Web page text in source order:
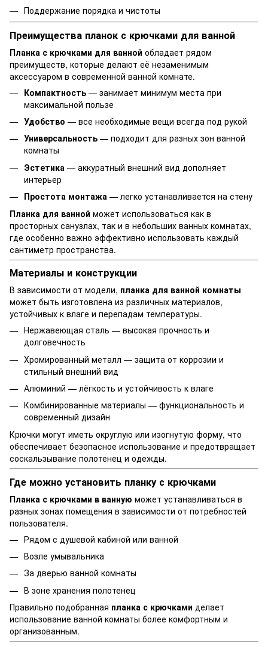
Поддержание порядка и чистоты
Преимущества планок с крючками для ванной
Планка с крючками для ванной обладает рядом
преимуществ, которые делают её незаменимым
аксессуаром в современной ванной комнате.
Компактность — занимает минимум места при
максимальной пользе
Удобство — все необходимые вещи всегда под рукой
Универсальность — подходит для разных зон ванной
комнаты
Эстетика — аккуратный внешний вид дополняет
интерьер
Простота монтажа — легко устанавливается на стену
Планка для ванной может использоваться как в
просторных санузлах, так и в небольших ванных комнатах,
где особенно важно эффективно использовать каждый
сантиметр пространства.
Материалы и конструкции
В зависимости от модели, планка для ванной комнаты
может быть изготовлена из различных материалов,
устойчивых к влаге и перепадам температуры.
Нержавеющая сталь — высокая прочность и
долговечность
Хромированный металл — защита от коррозии и
стильный внешний вид
Алюминий — лёгкость и устойчивость к влаге
Комбинированные материалы — функциональность и
современный дизайн
Крючки могут иметь округлую или изогнутую форму, что
обеспечивает безопасное использование и предотвращает
соскальзывание полотенец и одежды.
Где можно установить планку с крючками
Планка с крючками в ванную может устанавливаться в
разных зонах помещения в зависимости от потребностей
пользователя.
Рядом с душевой кабиной или ванной
Возле умывальника
За дверью ванной комнаты
В зоне хранения полотенец
Правильно подобранная планка с крючками делает
использование ванной комнаты более комфортным и
организованным.